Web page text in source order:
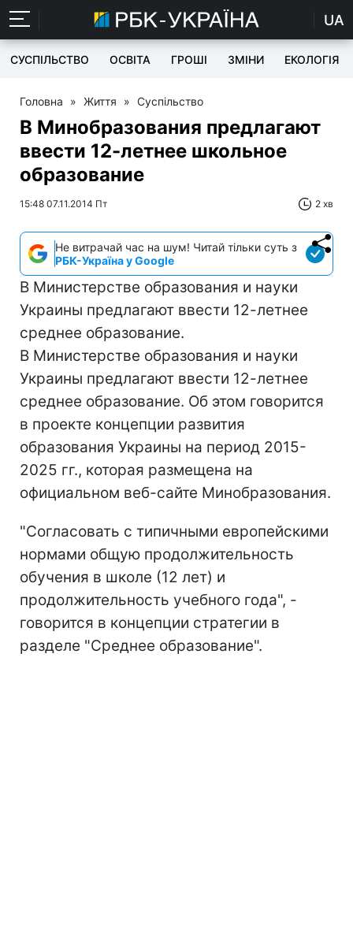
UA
СУСПІЛЬСТВО ОСВІТА ГРОШІ ЗМІНИ ЕКОЛОГІЯ
Головна » Життя » Суспільство
В Минобразования предлагают
ввести 12-летнее школьное
образование
15:48 07.11.2014 Пт 2 хв
Не витрачай час на шум! Читай тільки суть з
РБК-Україна у Google
В Министерстве образования и науки
Украины предлагают ввести 12-летнее
среднее образование.
В Министерстве образования и науки
Украины предлагают ввести 12-летнее
среднее образование. Об этом говорится
в проекте концепции развития
образования Украины на период 2015-
2025 гг., которая размещена на
официальном веб-сайте Минобразования.
"Согласовать с типичными европейскими
нормами общую продолжительность
обучения в школе (12 лет) и
продолжительность учебного года", -
говорится в концепции стратегии в
разделе "Среднее образование".